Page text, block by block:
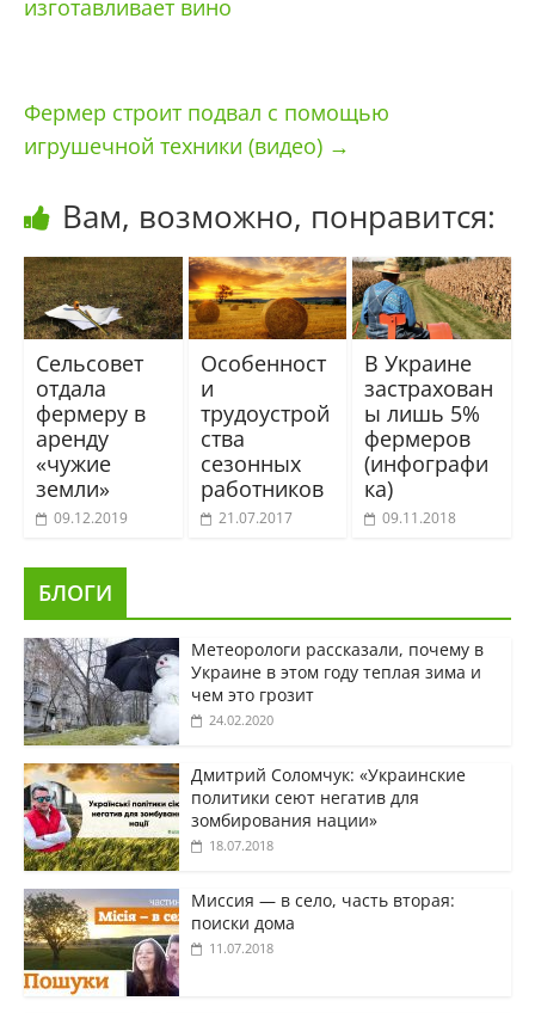
изготавливает вино
Фермер строит подвал с помощью
игрушечной техники (видео) →
Вам, возможно, понравится:
Сельсовет
отдала
фермеру в
аренду
«чужие
земли»
09.12.2019
Особенност
и
трудоустрой
ства
сезонных
работников
21.07.2017
В Украине
застрахован
ы лишь 5%
фермеров
(инфографи
ка)
09.11.2018
БЛОГИ
Метеорологи рассказали, почему в
Украине в этом году теплая зима и
чем это грозит
24.02.2020
Дмитрий Соломчук: «Украинские
политики сеют негатив для
зомбирования нации»
18.07.2018
Миссия — в село, часть вторая:
поиски дома
11.07.2018